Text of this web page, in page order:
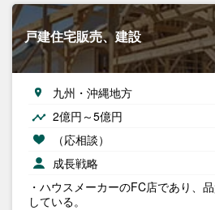
戸建住宅販売、建設
九州・沖縄地方
2億円～5億円
（応相談）
成長戦略
・ハウスメーカーのFC店であり、
している。